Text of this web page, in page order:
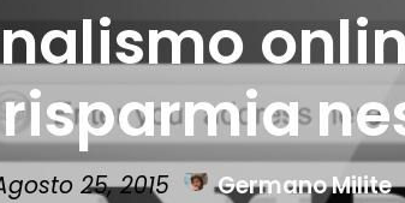
25, 2015 Germano Milite